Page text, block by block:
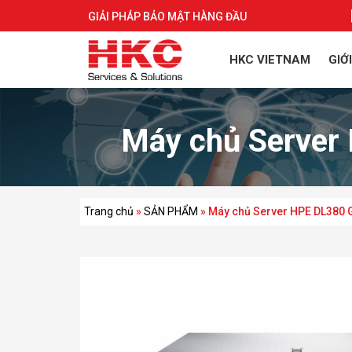
GIẢI PHÁP BẢO MẬT HÀNG ĐẦU
HKC VIETNAM
Máy chủ Server
Trang chủ »SẢN PHẨM » Máy chủ Server HPE DL380